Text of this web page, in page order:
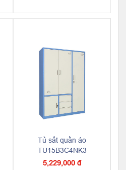
Tủ sắt quần áo
TU15B3C4NK3
5,229,000 đ